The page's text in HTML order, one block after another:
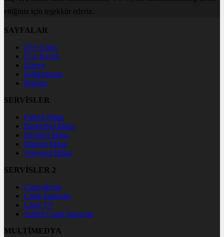
ettiğiniz için teşekkür ederiz.
SAYFALAR
Üye Girişi
Üye Kaydı
Künye
Hakkımızda
İletişim
SERVİSLER
Futbol İddaa
Basketbol İddaa
Hentbol İddaa
Bilardo İddaa
Voleybol İddaa
SERVİSLER 2
Canlı Borsa
Canlı Sonuçlar
Canlı TV
Futbol Canlı Sonuçlar
MULTİMEDYA